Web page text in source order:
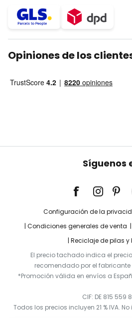
Opiniones de los
Síguenos
Configuración de la
Condiciones generales de venta
Reciclaje de pilas y
El precio tachado indica el
recomendado por el fabricante
*Promoción válida en envíos a
CIF: DE 815 559
Todos los precios incluyen 21 % IVA.